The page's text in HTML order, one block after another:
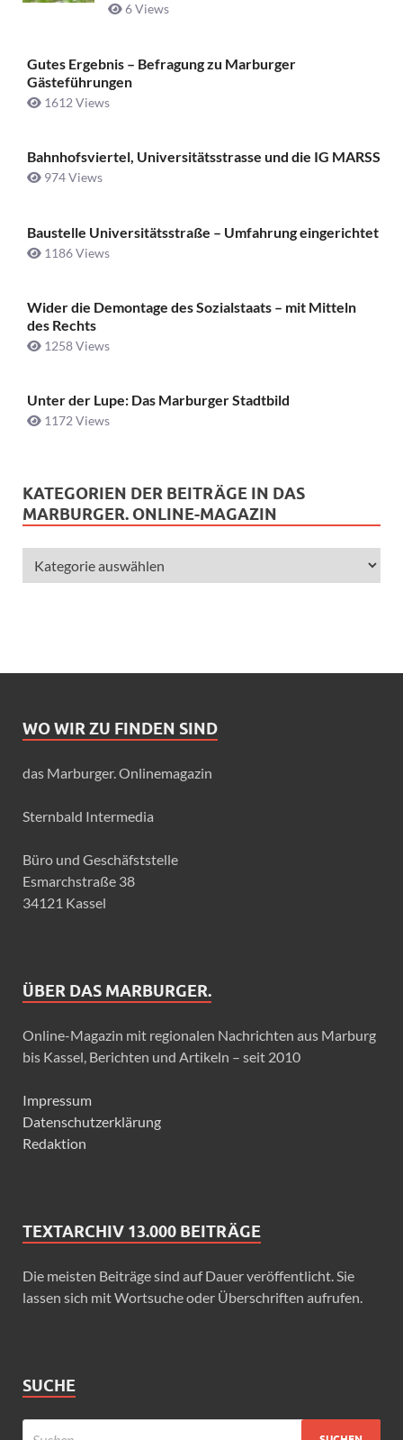
6 Views
Gutes Ergebnis – Befragung zu Marburger
Gästeführungen
1612 Views
Bahnhofsviertel, Universitätsstrasse und die IG MARSS
974 Views
Baustelle Universitätsstraße ­– Umfahrung eingerichtet
1186 Views
Wider die Demontage des Sozialstaats – mit Mitteln
des Rechts
1258 Views
Unter der Lupe: Das Marburger Stadtbild
1172 Views
KATEGORIEN DER BEITRÄGE IN DAS
MARBURGER. ONLINE-MAGAZIN
WO WIR ZU FINDEN SIND
das Marburger. Onlinemagazin
Sternbald Intermedia
Büro und Geschäfststelle
Esmarchstraße 38
34121 Kassel
ÜBER DAS MARBURGER.
Online-Magazin mit regionalen Nachrichten aus Marburg
bis Kassel, Berichten und Artikeln – seit 2010
Impressum
Datenschutzerklärung
Redaktion
TEXTARCHIV 13.000 BEITRÄGE
Die meisten Beiträge sind auf Dauer veröffentlicht. Sie
lassen sich mit Wortsuche oder Überschriften aufrufen.
SUCHE